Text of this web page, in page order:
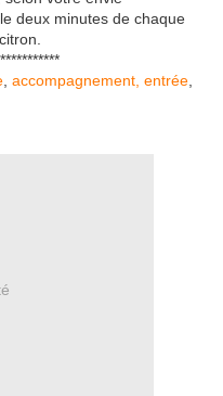
deux minutes de chaque
accompagnement, entrée